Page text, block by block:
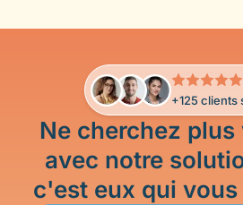
+125 clients
Ne cherchez
avec notre
c'est eux qui